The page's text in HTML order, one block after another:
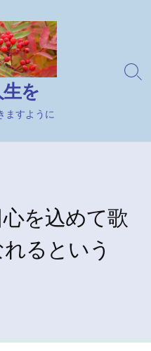
を
ますように
検
え
を込めて歌
るという